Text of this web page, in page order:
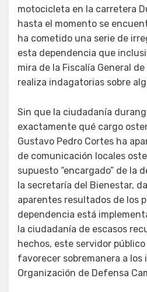
motocicleta en la carretera
hasta el momento se
ha cometido una serie de
esta dependencia que
mira de la Fiscalía General
realiza indagatorias sobre
Sin que la ciudadanía
exactamente qué cargo
Gustavo Pedro Cortes ha
de comunicación locales
supuesto “encargado” de la
la secretaría del Bienestar,
aparentes resultados de los
dependencia está
la ciudadanía de escasos
hechos, este servidor
favorecer sobremanera a
Organización de Defensa